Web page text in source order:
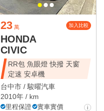
23 萬 加入比較
HONDA
CIVIC
RR包 魚眼燈 快撥 天窗
定速 安卓機
台中市 / 駿曜汽車
2010年 / km
里程保證
實車實價